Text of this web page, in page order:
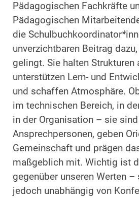
Pädagogischen Fachkräfte
Pädagogischen
die Schulbuchkoordinator*
unverzichtbaren Beitrag
gelingt. Sie halten Strukturen
unterstützen Lern- und
und schaffen Atmosphäre.
im technischen Bereich, in
in der Organisation – sie
Ansprechpersonen, geben
Gemeinschaft und prägen
maßgeblich mit. Wichtig ist
gegenüber unseren Werten –
jedoch unabhängig von